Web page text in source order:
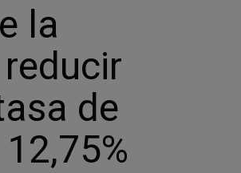
la
de